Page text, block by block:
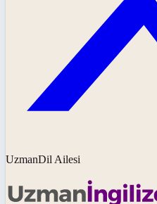
UzmanDil Ailesi